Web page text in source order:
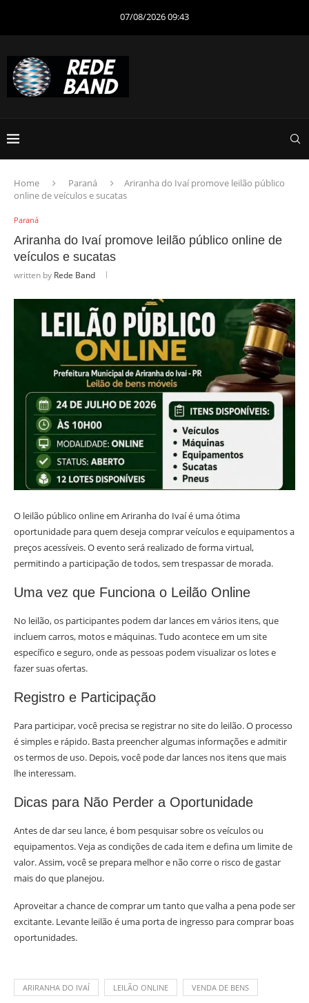
07/08/2026 09:43
Home Paraná
Ariranha do Ivaí promove leilão público
online de veículos e sucatas
Paraná
Ariranha do Ivaí promove leilão público online de
veículos e sucatas
written by Rede Band
O leilão público online em Ariranha do Ivaí é uma ótima
oportunidade para quem deseja comprar veículos e equipamentos a
preços acessíveis. O evento será realizado de forma virtual,
permitindo a participação de todos, sem trespassar de morada.
Uma vez que Funciona o Leilão Online
No leilão, os participantes podem dar lances em vários itens, que
incluem carros, motos e máquinas. Tudo acontece em um site
específico e seguro, onde as pessoas podem visualizar os lotes e
fazer suas ofertas.
Registro e Participação
Para participar, você precisa se registrar no site do leilão. O processo
é simples e rápido. Basta preencher algumas informações e admitir
os termos de uso. Depois, você pode dar lances nos itens que mais
lhe interessam.
Dicas para Não Perder a Oportunidade
Antes de dar seu lance, é bom pesquisar sobre os veículos ou
equipamentos. Veja as condições de cada item e defina um limite de
valor. Assim, você se prepara melhor e não corre o risco de gastar
mais do que planejou.
Aproveitar a chance de comprar um tanto que valha a pena pode ser
excitante. Levante leilão é uma porta de ingresso para comprar boas
oportunidades.
ARIRANHA DO IVAÍ LEILÃO ONLINE VENDA DE BENS